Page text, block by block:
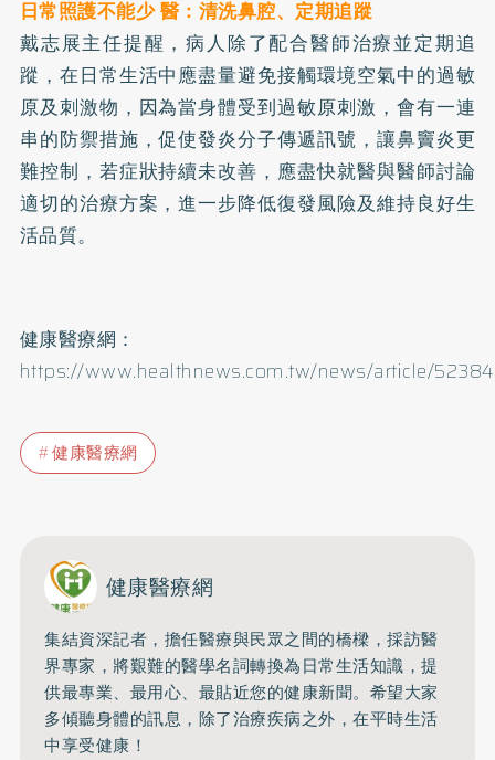
日常照護不能少 醫：清洗鼻腔、定期追蹤
戴志展主任提醒，病人除了配合醫師治療並定期追
蹤，在日常生活中應盡量避免接觸環境空氣中的過敏
原及刺激物，因為當身體受到過敏原刺激，會有一連
串的防禦措施，促使發炎分子傳遞訊號，讓鼻竇炎更
難控制，若症狀持續未改善，應盡快就醫與醫師討論
適切的治療方案，進一步降低復發風險及維持良好生
活品質。
健康醫療網：
https://www.healthnews.com.tw/news/article/52384
健康醫療網
健康醫療網
集結資深記者，擔任醫療與民眾之間的橋樑，採訪醫
界專家，將艱難的醫學名詞轉換為日常生活知識，提
供最專業、最用心、最貼近您的健康新聞。希望大家
多傾聽身體的訊息，除了治療疾病之外，在平時生活
中享受健康！